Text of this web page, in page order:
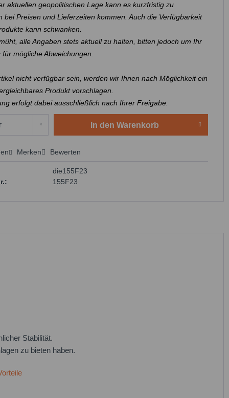
aktuellen geopolitischen Lage kann es kurzfristig zu
bei Preisen und Lieferzeiten kommen. Auch die Verfügbarkeit
kann schwanken.
alle Angaben stets aktuell zu halten, bitten jedoch um Ihr
für mögliche Abweichungen.
nicht verfügbar sein, werden wir Ihnen nach Möglichkeit ein
Produkt vorschlagen.
erfolgt dabei ausschließlich nach Ihrer Freigabe.
In den Warenkorb
Merken Bewerten
die155F23
155F23
Stabilität.
zu bieten haben.